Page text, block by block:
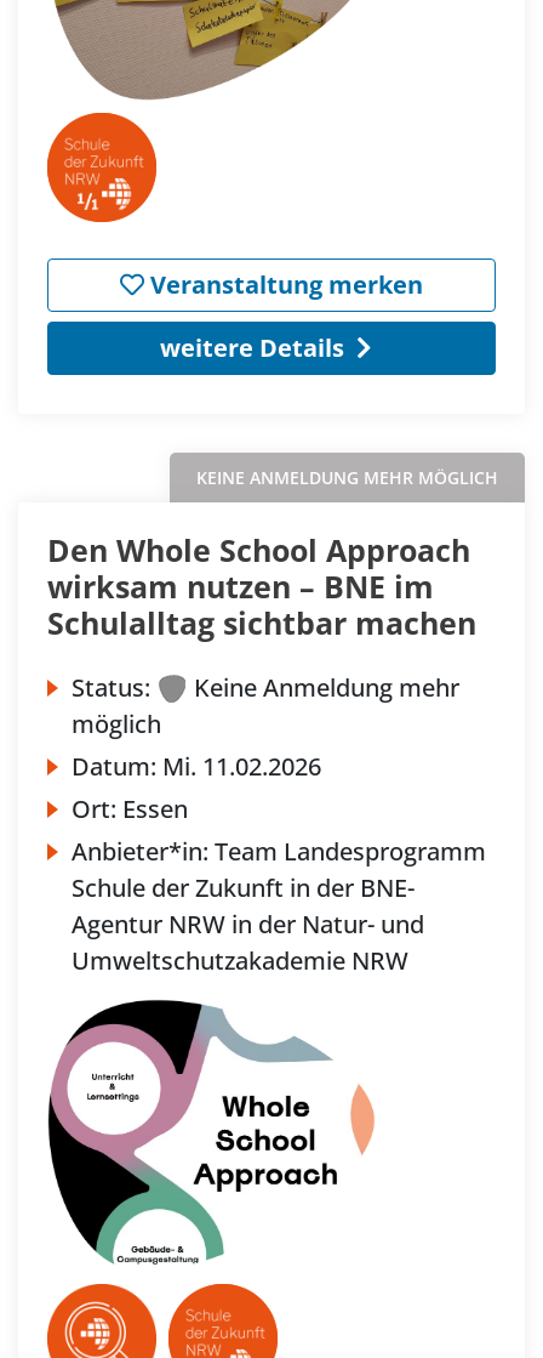
Veranstaltung merken
weitere Details
KEINE ANMELDUNG MEHR MÖGLICH
Den Whole School Approach
wirksam nutzen – BNE im
Schulalltag sichtbar machen
Status:
Keine Anmeldung mehr
möglich
Datum: Mi. 11.02.2026
Ort: Essen
Anbieter*in: Team Landesprogramm
Schule der Zukunft in der BNE-
Agentur NRW in der Natur- und
Umweltschutzakademie NRW